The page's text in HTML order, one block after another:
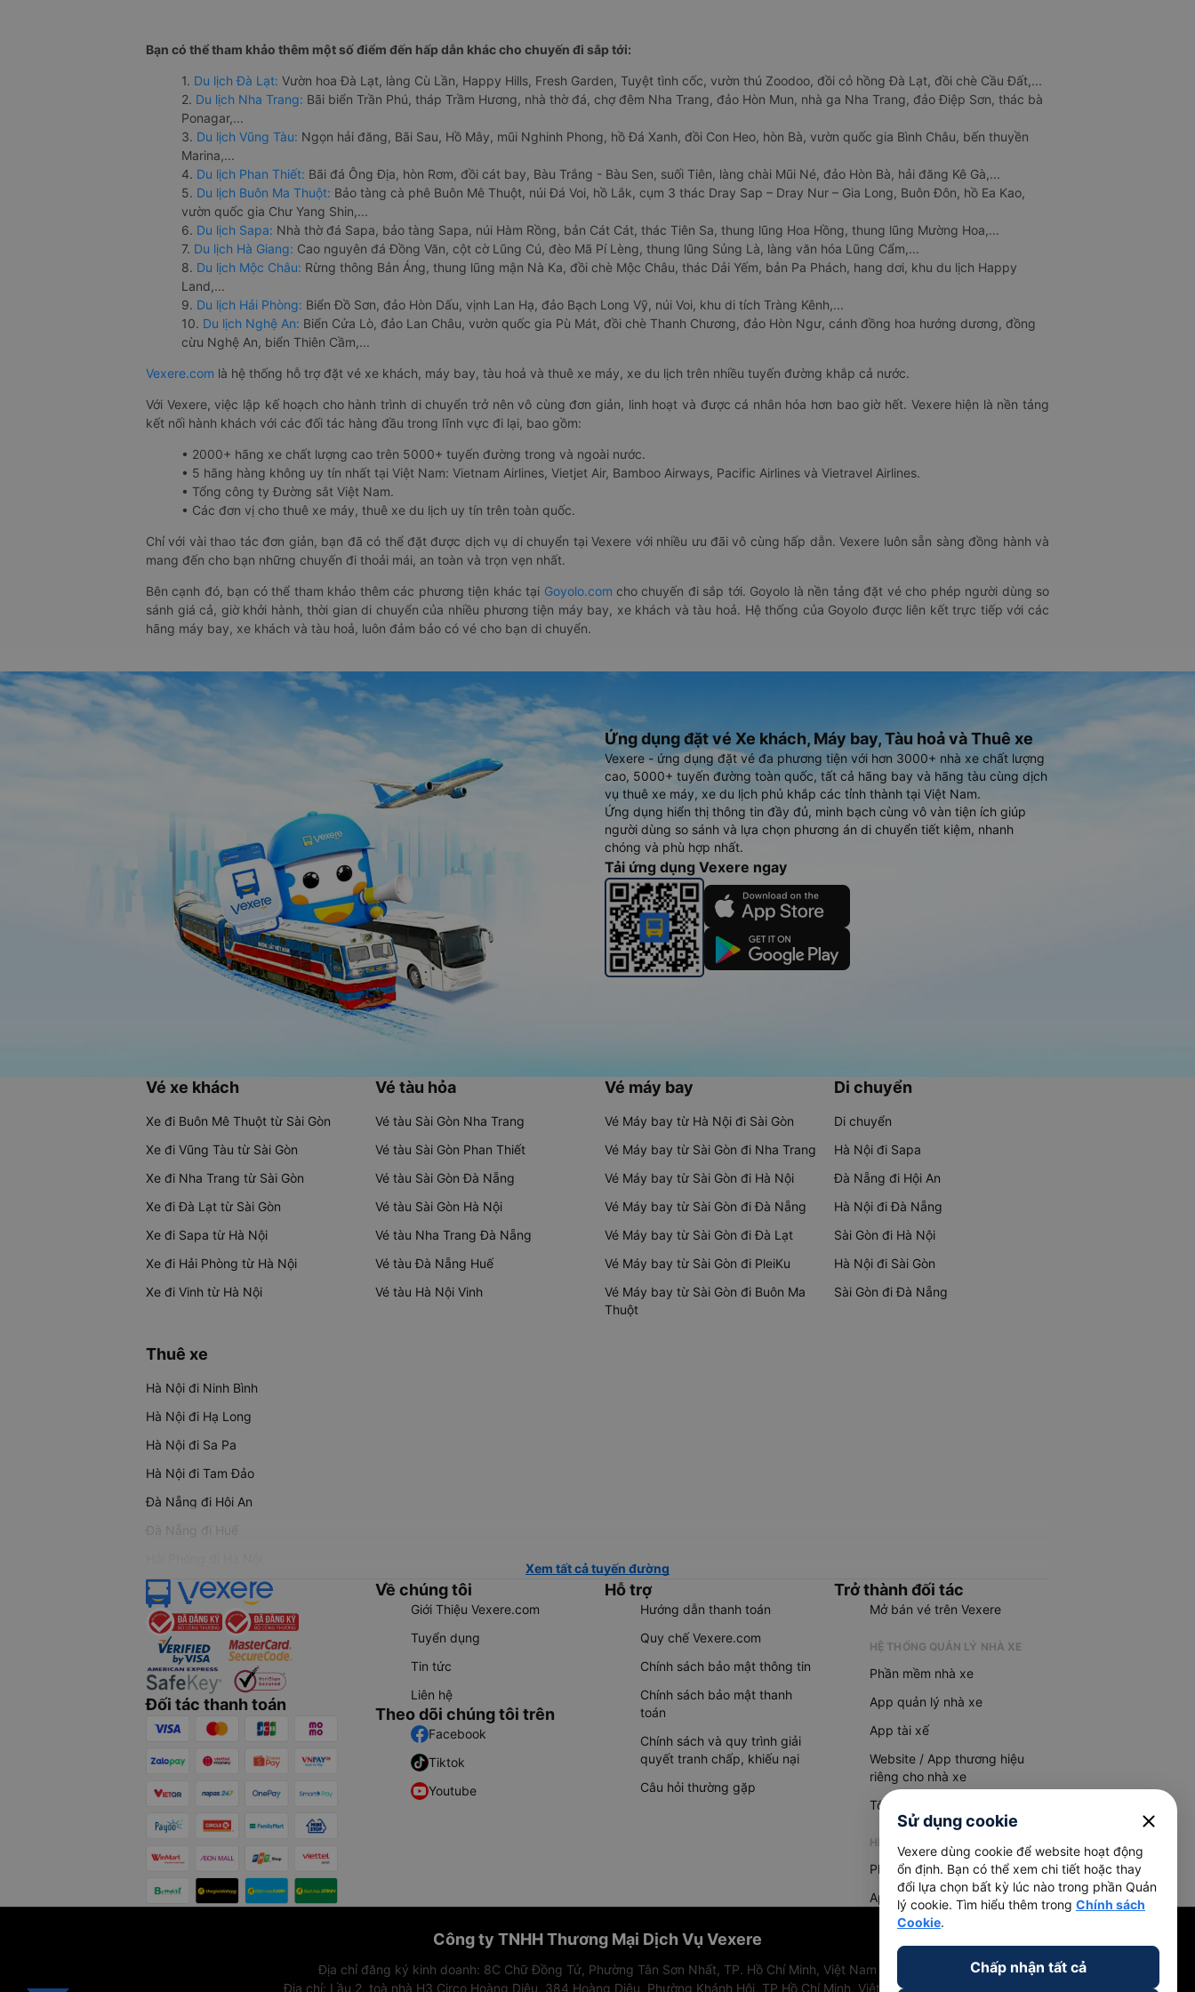
Bạn có thể tham khảo thêm một số điểm đến hấp dẫn khác cho chuyến đi sắp tới:
1. Du lịch Đà Lạt: Vườn hoa Đà Lạt, làng Cù Lần, Happy Hills, Fresh Garden, Tuyệt tình cốc, vườn thú Zoodoo, đồi cỏ hồng Đà Lạt, đồi chè Cầu Đất,...
2. Du lịch Nha Trang: Bãi biển Trần Phú, tháp Trầm Hương, nhà thờ đá, chợ đêm Nha Trang, đảo Hòn Mun, nhà ga Nha Trang, đảo Điệp Sơn, thác bà
Ponagar,...
3. Du lịch Vũng Tàu: Ngọn hải đăng, Bãi Sau, Hồ Mây, mũi Nghinh Phong, hồ Đá Xanh, đồi Con Heo, hòn Bà, vườn quốc gia Bình Châu, bến thuyền
Marina,...
4. Du lịch Phan Thiết: Bãi đá Ông Địa, hòn Rơm, đồi cát bay, Bàu Trắng - Bàu Sen, suối Tiên, làng chài Mũi Né, đảo Hòn Bà, hải đăng Kê Gà,...
5. Du lịch Buôn Ma Thuột: Bảo tàng cà phê Buôn Mê Thuột, núi Đá Voi, hồ Lắk, cụm 3 thác Dray Sap – Dray Nur – Gia Long, Buôn Đôn, hồ Ea Kao,
vườn quốc gia Chư Yang Shin,...
6. Du lịch Sapa: Nhà thờ đá Sapa, bảo tàng Sapa, núi Hàm Rồng, bản Cát Cát, thác Tiên Sa, thung lũng Hoa Hồng, thung lũng Mường Hoa,...
7. Du lịch Hà Giang: Cao nguyên đá Đồng Văn, cột cờ Lũng Cú, đèo Mã Pí Lèng, thung lũng Sủng Là, làng văn hóa Lũng Cẩm,...
8. Du lịch Mộc Châu: Rừng thông Bản Áng, thung lũng mận Nà Ka, đồi chè Mộc Châu, thác Dải Yếm, bản Pa Phách, hang dơi, khu du lịch Happy
Land,...
9. Du lịch Hải Phòng: Biển Đồ Sơn, đảo Hòn Dấu, vịnh Lan Hạ, đảo Bạch Long Vỹ, núi Voi, khu di tích Tràng Kênh,...
10. Du lịch Nghệ An: Biển Cửa Lò, đảo Lan Châu, vườn quốc gia Pù Mát, đồi chè Thanh Chương, đảo Hòn Ngư, cánh đồng hoa hướng dương, đồng
cừu Nghệ An, biển Thiên Cầm,...
Vexere.com là hệ thống hỗ trợ đặt vé xe khách, máy bay, tàu hoả và thuê xe máy, xe du lịch trên nhiều tuyến đường khắp cả nước.
Với Vexere, việc lập kế hoạch cho hành trình di chuyển trở nên vô cùng đơn giản, linh hoạt và được cá nhân hóa hơn bao giờ hết. Vexere hiện là nền tảng
kết nối hành khách với các đối tác hàng đầu trong lĩnh vực đi lại, bao gồm:
• 2000+ hãng xe chất lượng cao trên 5000+ tuyến đường trong và ngoài nước.
• 5 hãng hàng không uy tín nhất tại Việt Nam: Vietnam Airlines, Vietjet Air, Bamboo Airways, Pacific Airlines và Vietravel Airlines.
• Tổng công ty Đường sắt Việt Nam.
• Các đơn vị cho thuê xe máy, thuê xe du lịch uy tín trên toàn quốc.
Chỉ với vài thao tác đơn giản, bạn đã có thể đặt được dịch vụ di chuyển tại Vexere với nhiều ưu đãi vô cùng hấp dẫn. Vexere luôn sẵn sàng đồng hành và
mang đến cho bạn những chuyến đi thoải mái, an toàn và trọn vẹn nhất.
Bên cạnh đó, bạn có thể tham khảo thêm các phương tiện khác tại Goyolo.com cho chuyến đi sắp tới. Goyolo là nền tảng đặt vé cho phép người dùng so
sánh giá cả, giờ khởi hành, thời gian di chuyển của nhiều phương tiện máy bay, xe khách và tàu hoả. Hệ thống của Goyolo được liên kết trực tiếp với các
hãng máy bay, xe khách và tàu hoả, luôn đảm bảo có vé cho bạn di chuyển.
Ứng dụng đặt vé Xe khách, Máy bay, Tàu hoả và Thuê xe
Vexere - ứng dụng đặt vé đa phương tiện với hơn 3000+ nhà xe chất lượng
cao, 5000+ tuyến đường toàn quốc, tất cả hãng bay và hãng tàu cùng dịch
vụ thuê xe máy, xe du lịch phủ khắp các tỉnh thành tại Việt Nam.
Ứng dụng hiển thị thông tin đầy đủ, minh bạch cùng vô vàn tiện ích giúp
người dùng so sánh và lựa chọn phương án di chuyển tiết kiệm, nhanh
chóng và phù hợp nhất.
Tải ứng dụng Vexere ngay
Vé xe khách
Xe đi Buôn Mê Thuột từ Sài Gòn
Xe đi Vũng Tàu từ Sài Gòn
Xe đi Nha Trang từ Sài Gòn
Xe đi Đà Lạt từ Sài Gòn
Xe đi Sapa từ Hà Nội
Xe đi Hải Phòng từ Hà Nội
Xe đi Vinh từ Hà Nội
Vé tàu hỏa
Vé tàu Sài Gòn Nha Trang
Vé tàu Sài Gòn Phan Thiết
Vé tàu Sài Gòn Đà Nẵng
Vé tàu Sài Gòn Hà Nội
Vé tàu Nha Trang Đà Nẵng
Vé tàu Đà Nẵng Huế
Vé tàu Hà Nội Vinh
Vé máy bay
Vé Máy bay từ Hà Nội đi Sài Gòn
Vé Máy bay từ Sài Gòn đi Nha Trang
Vé Máy bay từ Sài Gòn đi Hà Nội
Vé Máy bay từ Sài Gòn đi Đà Nẵng
Vé Máy bay từ Sài Gòn đi Đà Lạt
Vé Máy bay từ Sài Gòn đi PleiKu
Vé Máy bay từ Sài Gòn đi Buôn Ma
Thuột
Di chuyển
Di chuyển
Hà Nội đi Sapa
Đà Nẵng đi Hội An
Hà Nội đi Đà Nẵng
Sài Gòn đi Hà Nội
Hà Nội đi Sài Gòn
Sài Gòn đi Đà Nẵng
Thuê xe
Hà Nội đi Ninh Bình
Hà Nội đi Hạ Long
Hà Nội đi Sa Pa
Hà Nội đi Tam Đảo
Đà Nẵng đi Hội An
Đà Nẵng đi Huế
Xem tất cả tuyến đường
Đối tác thanh toán
Về chúng tôi
Giới Thiệu Vexere.com
Tuyển dụng
Tin tức
Liên hệ
Theo dõi chúng tôi trên
Facebook
Tiktok
Youtube
Hỗ trợ
Hướng dẫn thanh toán
Quy chế Vexere.com
Chính sách bảo mật thông tin
Chính sách bảo mật thanh
toán
Chính sách và quy trình giải
quyết tranh chấp, khiếu nại
Câu hỏi thường gặp
Trở thành đối tác
Mở bán vé trên Vexere
HỆ THỐNG QUẢN LÝ NHÀ XE
Phần mềm nhà xe
App quản lý nhà xe
App tài xế
Website / App thương hiệu
riêng cho nhà xe
Tổng đài AI
HỆ THỐNG QUẢN LÝ HÀNG HOÁ
Phần mềm quản lý hàng hoá
App quản lý hàng hoá
Công ty TNHH Thương Mại Dịch Vụ Vexere
Địa chỉ đăng ký kinh doanh: 8C Chữ Đồng Tử, Phường Tân Sơn Nhất, TP. Hồ Chí Minh, Việt Nam
Địa chỉ: Lầu 2, toà nhà H3 Circo Hoàng Diệu, 384 Hoàng Diệu, Phường Khánh Hội, TP Hồ Chí Minh, Việt Nam
Sử dụng cookie close
Vexere dùng cookie để website hoạt động
ổn định. Bạn có thể xem chi tiết hoặc thay
đổi lựa chọn bất kỳ lúc nào trong phần Quản
lý cookie. Tìm hiểu thêm trong Chính sách
Cookie.
Chấp nhận tất cả